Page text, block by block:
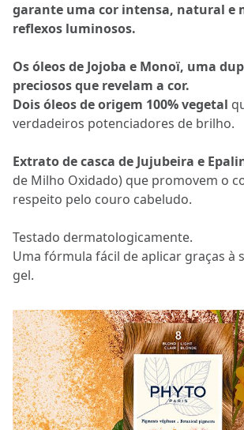
garante uma cor intensa, natural e
reflexos luminosos.
Os óleos de Jojoba e Monoï, uma
preciosos que revelam a cor.
Dois óleos de origem 100% vegetal
verdadeiros potenciadores de brilho.
Extrato de casca de Jujubeira e
de Milho Oxidado) que promovem o
respeito pelo couro cabeludo.
Testado dermatologicamente.
Uma fórmula fácil de aplicar graças à
gel.